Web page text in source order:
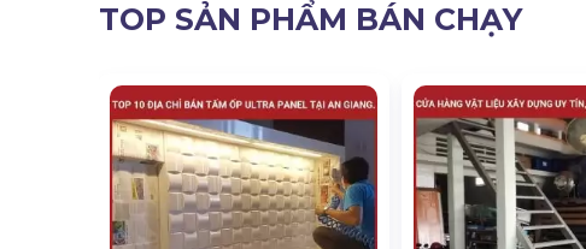
TOP SẢN PHẨM BÁN CHẠY